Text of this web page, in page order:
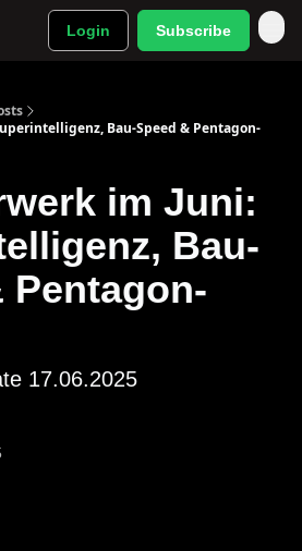
Login Subscribe
Bau‐Speed & Pentagon‐
im Juni:
Bau‐
Pentagon‐
17.06.2025